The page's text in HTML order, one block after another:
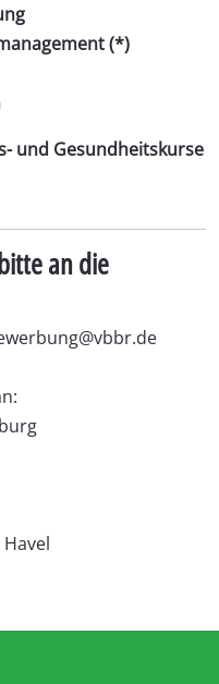
(*)
und Gesundheitskurse
an die